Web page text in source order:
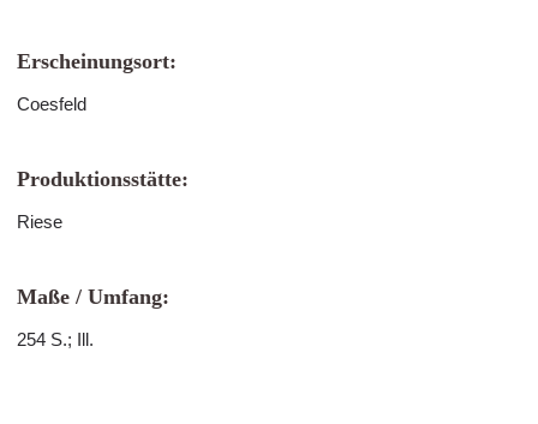
Erscheinungsort:
Coesfeld
Produktionsstätte:
Riese
Maße / Umfang:
254 S.; Ill.